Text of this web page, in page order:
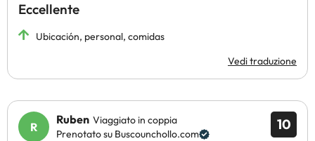
Eccellente
Ubicación, personal, comidas
Vedi traduzione
10
Ruben Viaggiato in coppia
Prenotato su Buscounchollo.com